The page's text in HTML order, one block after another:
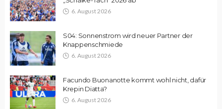
6. August 2026
S04: Sonnenstrom wird neuer Partner der
Knappenschmiede
6. August 2026
Facundo Buonanotte kommt wohl nicht, dafür
Krepin Diatta?
6. August 2026